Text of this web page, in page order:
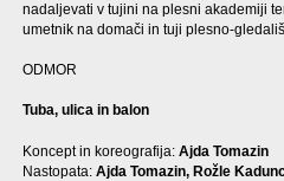
nadaljevati v tujini na plesni akademiji
umetnik na domači in tuji plesno-
ODMOR
Tuba, ulica in balon
Koncept in koreografija: Ajda Tomazin
Nastopata: Ajda Tomazin, Rožle